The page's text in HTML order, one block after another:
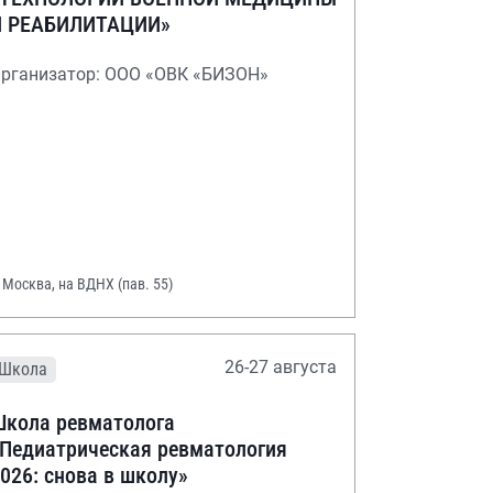
РЕАБИЛИТАЦИИ»
ООО «ОВК «БИЗОН»
Москва, на ВДНХ (пав. 55)
Школа 26-27 августа
ревматолога
ревматология
снова в школу»